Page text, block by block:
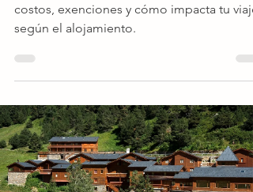
costos, exenciones y cómo impacta tu viaje
según el alojamiento.